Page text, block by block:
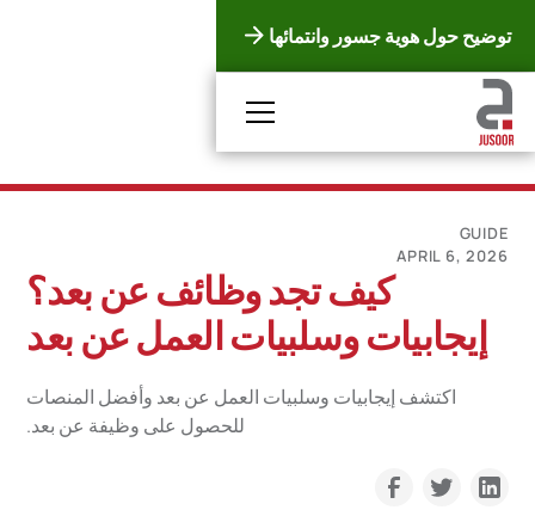
توضيح حول هوية جسور وانتمائها
GUIDE
APRIL 6, 2026
كيف تجد وظائف عن بعد؟
إيجابيات وسلبيات العمل عن بعد
اكتشف إيجابيات وسلبيات العمل عن بعد وأفضل المنصات
للحصول على وظيفة عن بعد.